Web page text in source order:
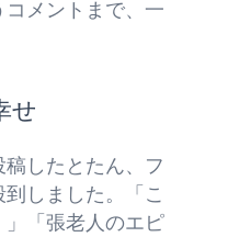
メントまで、一
せ
したとたん、フ
しました。「こ
「張老人のエピ